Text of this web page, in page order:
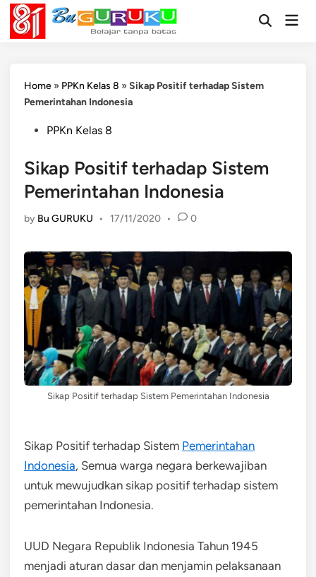
Skip
content
OpenMain
Home » PPKn Kelas 8 »Sikap Positif terhadap Sistem
Pemerintahan Indonesia
PostedPPKn Kelas 8
Sikap Positif terhadap Sistem
Pemerintahan Indonesia
by Bu GURUKU • 17/11/2020 • 0
Sikap Positif terhadap Sistem Pemerintahan Indonesia
Sikap Positif terhadap Sistem Pemerintahan
Indonesia, Semua warga negara berkewajiban
untuk mewujudkan sikap positif terhadap sistem
pemerintahan Indonesia.
UUD Negara Republik Indonesia Tahun 1945
menjadi aturan dasar dan menjamin pelaksanaan